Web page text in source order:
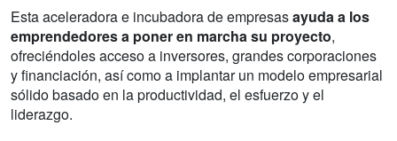
Esta aceleradora e incubadora de empresasayuda a los
emprendedores a poner en marcha su proyecto,
ofreciéndoles acceso a inversores, grandes corporaciones
y financiación, así como a implantar un modelo empresarial
sólido basado en la productividad, el esfuerzo y el
liderazgo.